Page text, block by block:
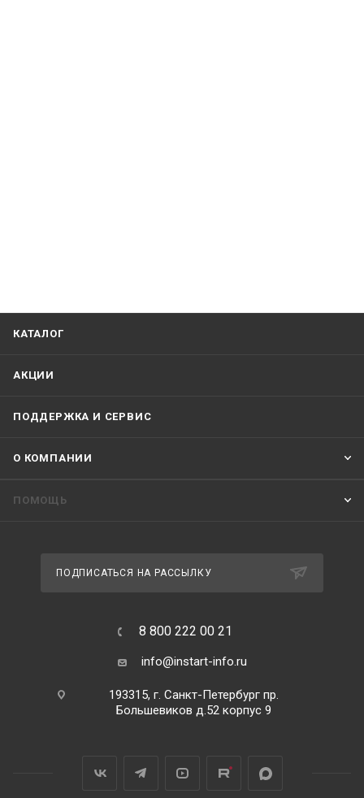
КАТАЛОГ
АКЦИИ
ПОДДЕРЖКА И СЕРВИС
О КОМПАНИИ
ПОМОЩЬ
ПОДПИСАТЬСЯ НА РАССЫЛКУ
8 800 222 00 21
info@instart-info.ru
193315, г. Санкт-Петербург пр.
Большевиков д.52 корпус 9